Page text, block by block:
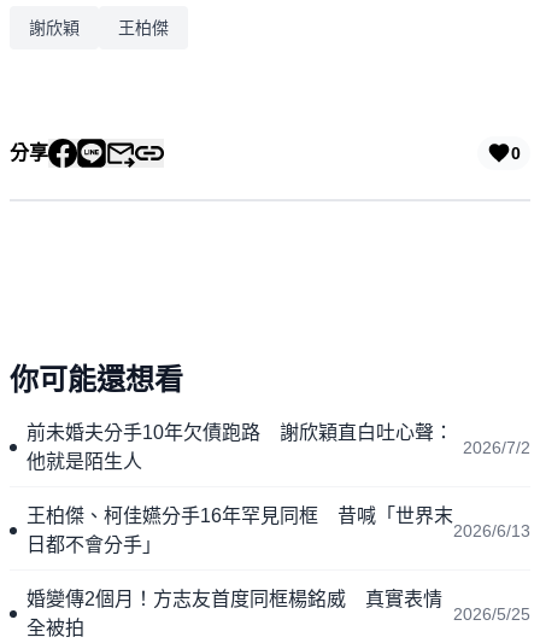
謝欣穎 王柏傑
分享 0
你可能還想看
前未婚夫分手10年欠債跑路 謝欣穎直白吐心聲：
他就是陌生人
2026/7/2
王柏傑、柯佳嬿分手16年罕見同框 昔喊「世界末
日都不會分手」
2026/6/13
婚變傳2個月！方志友首度同框楊銘威 真實表情
全被拍
2026/5/25